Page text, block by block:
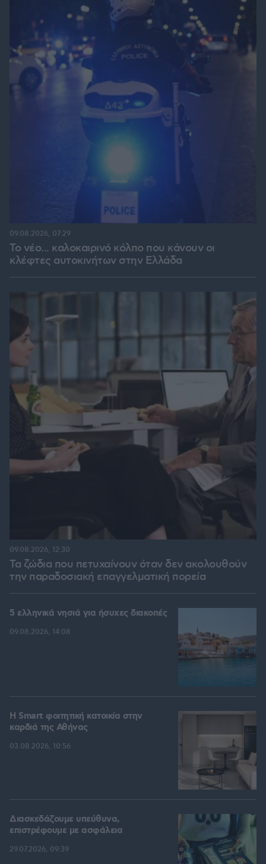
Το νέο... καλοκαιρινό κόλπο που κάνουν οι
κλέφτες αυτοκινήτων στην Ελλάδα
09.08.2026, 07:29
Τα ζώδια που πετυχαίνουν όταν δεν ακολουθούν
την παραδοσιακή επαγγελματική πορεία
09.08.2026, 12:30
5 ελληνικά νησιά για ήσυχες διακοπές
09.08.2026, 14:08
Η Smart φοιτητική κατοικία στην
καρδιά της Αθήνας
03.08.2026, 10:56
Διασκεδάζουμε υπεύθυνα,
επιστρέφουμε με ασφάλεια
29.07.2026, 09:39